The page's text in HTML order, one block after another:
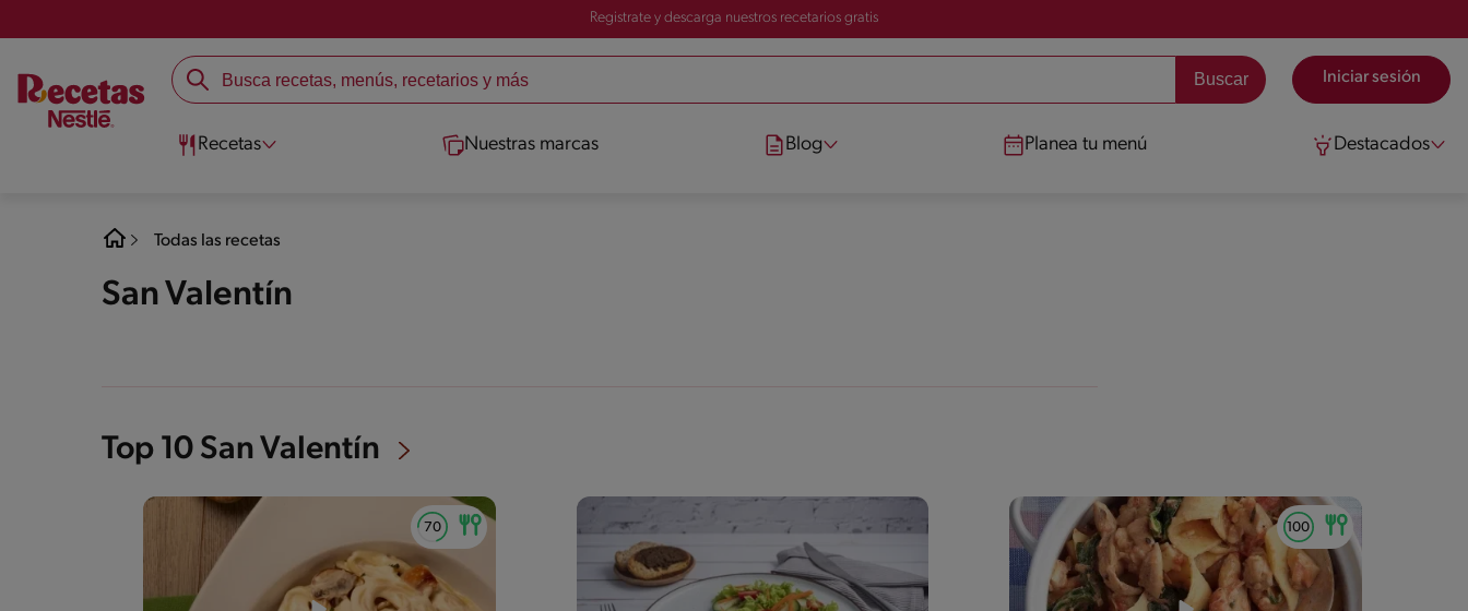
Registrate y descarga nuestros recetarios gratis
Iniciar sesión
Recetas Nuestras marcas Blog Planea tu menú Destacados
Todas las recetas
San Valentín
Top 10 San Valentín